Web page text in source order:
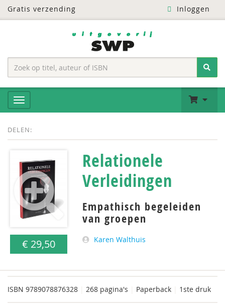
Gratis verzending Inloggen
DELEN:
€ 29,50
Relationele
Verleidingen
Empathisch begeleiden
van groepen
Karen Walthuis
ISBN 9789078876328 268 pagina's Paperback 1ste druk